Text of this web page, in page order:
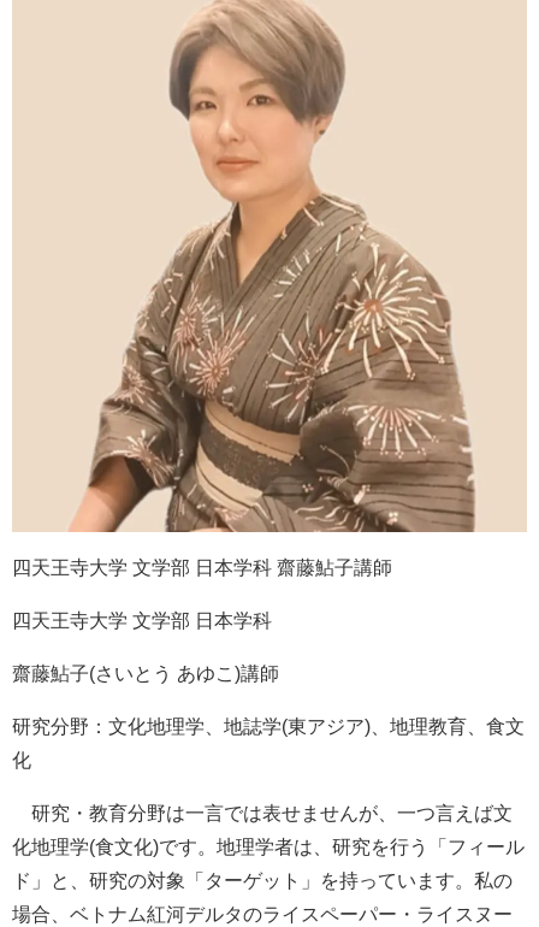
四天王寺大学 文学部 日本学科 齋藤鮎子講師
四天王寺大学 文学部 日本学科
齋藤鮎子(さいとう あゆこ)講師
研究分野：文化地理学、地誌学(東アジア)、地理教育、食文
化
研究・教育分野は一言では表せませんが、一つ言えば文
化地理学(食文化)です。地理学者は、研究を行う「フィール
ド」と、研究の対象「ターゲット」を持っています。私の
場合、ベトナム紅河デルタのライスペーパー・ライスヌー